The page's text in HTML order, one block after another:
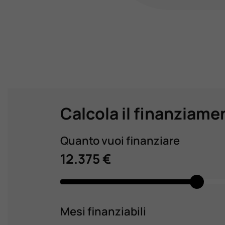
Calcola il
Quanto vuoi finanziare
12.375 €
Mesi finanziabili